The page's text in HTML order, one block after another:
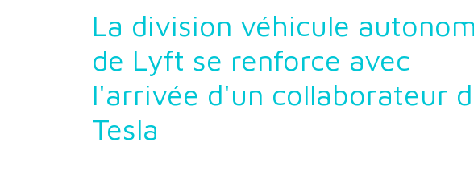
La division véhicule
de Lyft se renforce avec
l'arrivée d'un collaborateur
Tesla